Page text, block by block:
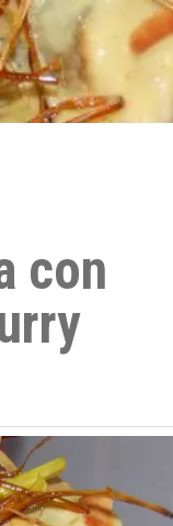
con